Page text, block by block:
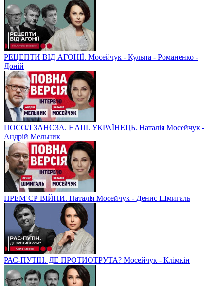
РЕЦЕПТИ ВІД АГОНІЇ. Мосейчук - Кульпа - Романенко -
Доній
ПОСОЛ ЗАНОЗА. НАШ. УКРАЇНЕЦЬ. Наталія Мосейчук -
Андрій Мельник
ПРЕМ‘ЄР ВІЙНИ. Наталія Мосейчук - Денис Шмигаль
РАС-ПУТІН. ДЕ ПРОТИОТРУТА? Мосейчук - Клімкін